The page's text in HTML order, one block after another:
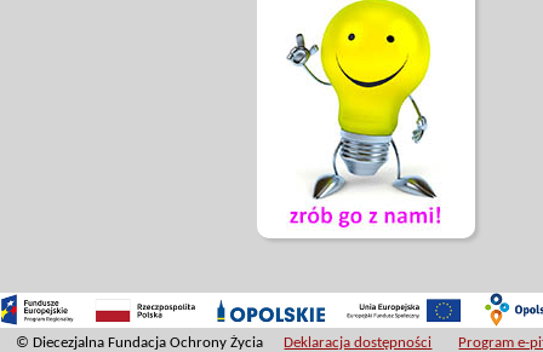
© Diecezjalna Fundacja Ochrony Życia Deklaracja dostępności
Program e-